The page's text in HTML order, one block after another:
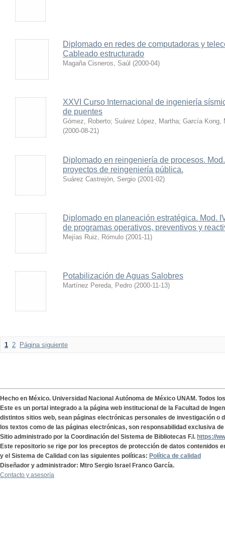
Diplomado en redes de computadoras y
Cableado estructurado
Magaña Cisneros, Saúl (2000-04)
XXVI Curso Internacional de ingeniería
de puentes
Gómez, Roberto; Suárez López, Martha; García Kong,
(2000-08-21)
Diplomado en reingeniería de procesos.
proyectos de reingeniería pública.
Suárez Castrejón, Sergio (2001-02)
Diplomado en planeación estratégica. Mod.
de programas operativos, preventivos y
Mejías Ruiz, Rómulo (2001-11)
Potabilización de Aguas Salobres
Martínez Pereda, Pedro (2000-11-13)
1 2 Página siguiente
Hecho en México. Universidad Nacional Autónoma de México UNAM. Todos
Este es un portal integrado a la página web institucional de la Facultad de
distintos sitios web, sean páginas electrónicas personales de investigación o
los textos como de las páginas electrónicas, son responsabilidad exclusiva
Sitio administrado por la Coordinación del Sistema de Bibliotecas F.I. https://
Este repositorio se rige por los preceptos de protección de datos contenidos
y el Sistema de Calidad con las siguientes políticas: Política de calidad
Diseñador y administrador: Mtro Sergio Israel Franco García.
Contacto y asesoría